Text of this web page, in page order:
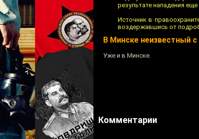
результате нападения
Источник в
воздержавшись от
В Минске неизвестный
Уже и в Минске.
Комментарии